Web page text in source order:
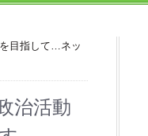
目指して…ネッ
治活動